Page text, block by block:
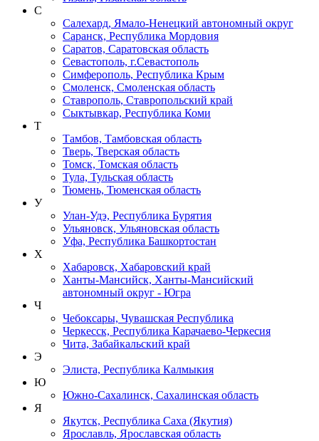
С
Салехард, Ямало-Ненецкий автономный округ
Саранск, Республика Мордовия
Саратов, Саратовская область
Севастополь, г.Севастополь
Симферополь, Республика Крым
Смоленск, Смоленская область
Ставрополь, Ставропольский край
Сыктывкар, Республика Коми
Т
Тамбов, Тамбовская область
Тверь, Тверская область
Томск, Томская область
Тула, Тульская область
Тюмень, Тюменская область
У
Улан-Удэ, Республика Бурятия
Ульяновск, Ульяновская область
Уфа, Республика Башкортостан
Х
Хабаровск, Хабаровский край
Ханты-Мансийск, Ханты-Мансийский
автономный округ - Югра
Ч
Чебоксары, Чувашская Республика
Черкесск, Республика Карачаево-Черкесия
Чита, Забайкальский край
Э
Элиста, Республика Калмыкия
Ю
Южно-Сахалинск, Сахалинская область
Я
Якутск, Республика Саха (Якутия)
Ярославль, Ярославская область